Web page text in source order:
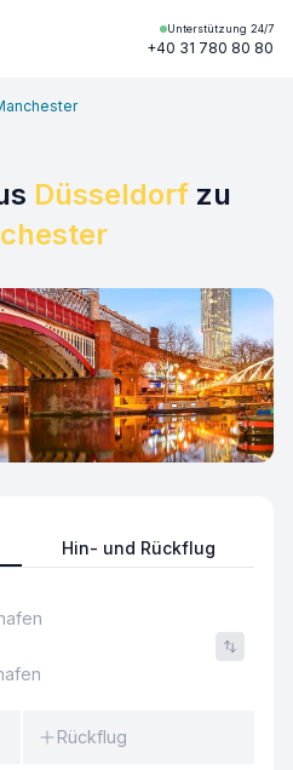
Unterstützung 24/7
+40 31 780 80 80
Düsseldorfzu
Hin- und Rückflug
Rückflug